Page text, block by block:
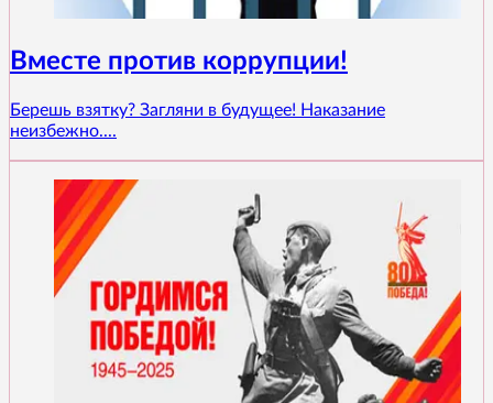
Вместе против коррупции!
Берешь взятку? Загляни в будущее! Наказание
неизбежно....